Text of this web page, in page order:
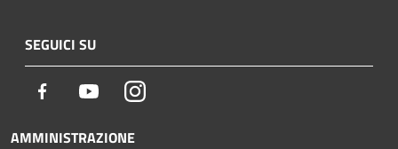
SEGUICI SU
Facebook YoutubeInstagram
AMMINISTRAZIONE